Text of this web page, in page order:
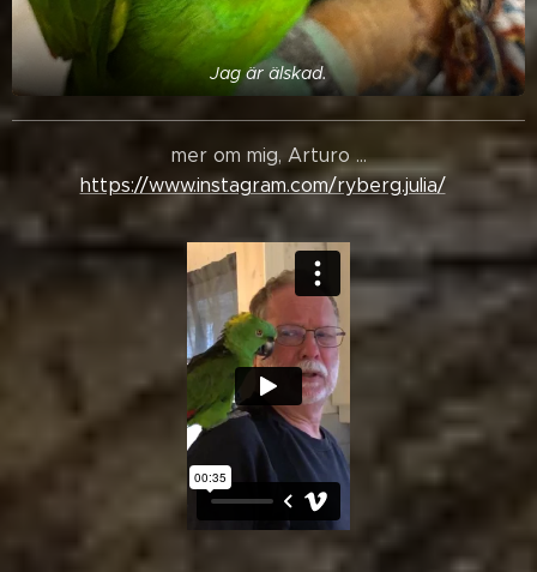
Jag är älskad.
mer om mig, Arturo ...
https://www.instagram.com/ryberg.julia/